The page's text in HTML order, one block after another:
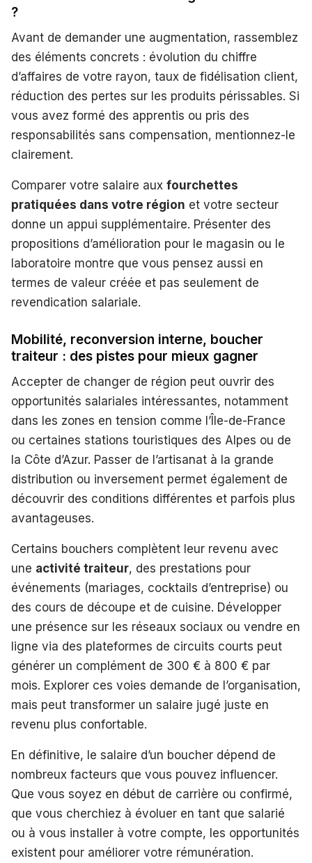
?
Avant de demander une augmentation, rassemblez
des éléments concrets : évolution du chiffre
d’affaires de votre rayon, taux de fidélisation client,
réduction des pertes sur les produits périssables. Si
vous avez formé des apprentis ou pris des
responsabilités sans compensation, mentionnez-le
clairement.
Comparer votre salaire aux fourchettes
pratiquées dans votre région et votre secteur
donne un appui supplémentaire. Présenter des
propositions d’amélioration pour le magasin ou le
laboratoire montre que vous pensez aussi en
termes de valeur créée et pas seulement de
revendication salariale.
Mobilité, reconversion interne, boucher
traiteur : des pistes pour mieux gagner
Accepter de changer de région peut ouvrir des
opportunités salariales intéressantes, notamment
dans les zones en tension comme l’Île-de-France
ou certaines stations touristiques des Alpes ou de
la Côte d’Azur. Passer de l’artisanat à la grande
distribution ou inversement permet également de
découvrir des conditions différentes et parfois plus
avantageuses.
Certains bouchers complètent leur revenu avec
une activité traiteur, des prestations pour
événements (mariages, cocktails d’entreprise) ou
des cours de découpe et de cuisine. Développer
une présence sur les réseaux sociaux ou vendre en
ligne via des plateformes de circuits courts peut
générer un complément de 300 € à 800 € par
mois. Explorer ces voies demande de l’organisation,
mais peut transformer un salaire jugé juste en
revenu plus confortable.
En définitive, le salaire d’un boucher dépend de
nombreux facteurs que vous pouvez influencer.
Que vous soyez en début de carrière ou confirmé,
que vous cherchiez à évoluer en tant que salarié
ou à vous installer à votre compte, les opportunités
existent pour améliorer votre rémunération.